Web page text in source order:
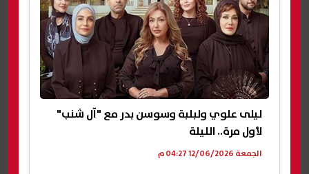
ليلى علوي ولبلبة وسوسن بدر مع "آل شنب"
لأول مرة.. الليلة
الجمعة 12/06/2026 04:27 م